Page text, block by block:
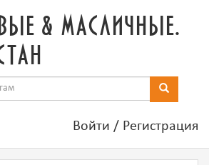
& масличные.
Войти / Регистрация